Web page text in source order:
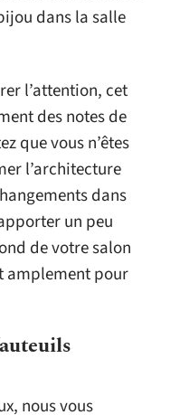
dans la salle
l’attention, cet
des notes de
que vous n’êtes
l’architecture
dans
un peu
de votre salon
amplement pour
nous vous